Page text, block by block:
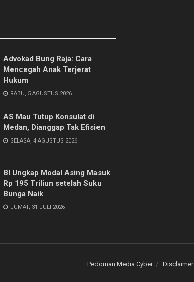
Advokad Bung Raja: Cara
Mencegah Anak Terjerat
Hukum
RABU, 5 AGUSTUS 2026
AS Mau Tutup Konsulat di
Medan, Dianggap Tak Efisien
SELASA, 4 AGUSTUS 2026
BI Ungkap Modal Asing Masuk
Rp 195 Triliun setelah Suku
Bunga Naik
JUMAT, 31 JULI 2026
Pedoman Media Cyber Disclaimer